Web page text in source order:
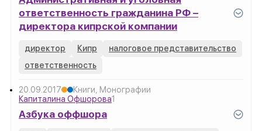
ответственность гражданина РФ –
директора кипрской компании
директор Кипр
налоговое представительство
ответственность
20.09.2017
Книги, Монографии
Капиталина Офшорова1
Азбука оффшора